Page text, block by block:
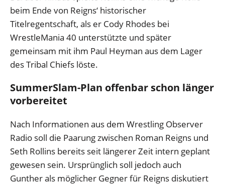
beim Ende von Reigns‘ historischer
Titelregentschaft, als er Cody Rhodes bei
WrestleMania 40 unterstützte und später
gemeinsam mit ihm Paul Heyman aus dem Lager
des Tribal Chiefs löste.
SummerSlam-Plan offenbar schon länger
vorbereitet
Nach Informationen aus dem Wrestling Observer
Radio soll die Paarung zwischen Roman Reigns und
Seth Rollins bereits seit längerer Zeit intern geplant
gewesen sein. Ursprünglich soll jedoch auch
Gunther als möglicher Gegner für Reigns diskutiert